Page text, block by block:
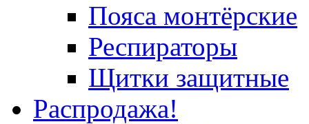
Пояса монтёрские
Респираторы
Щитки защитные
Распродажа!